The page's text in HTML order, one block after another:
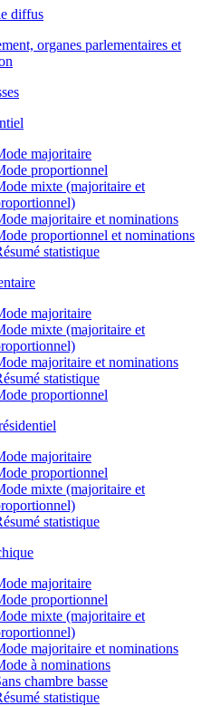
diffus
organes parlementaires et
majoritaire
proportionnel
mixte (majoritaire et
majoritaire et nominations
proportionnel et nominations
statistique
majoritaire
mixte (majoritaire et
majoritaire et nominations
statistique
proportionnel
majoritaire
proportionnel
mixte (majoritaire et
statistique
majoritaire
proportionnel
mixte (majoritaire et
majoritaire et nominations
à nominations
chambre basse
statistique